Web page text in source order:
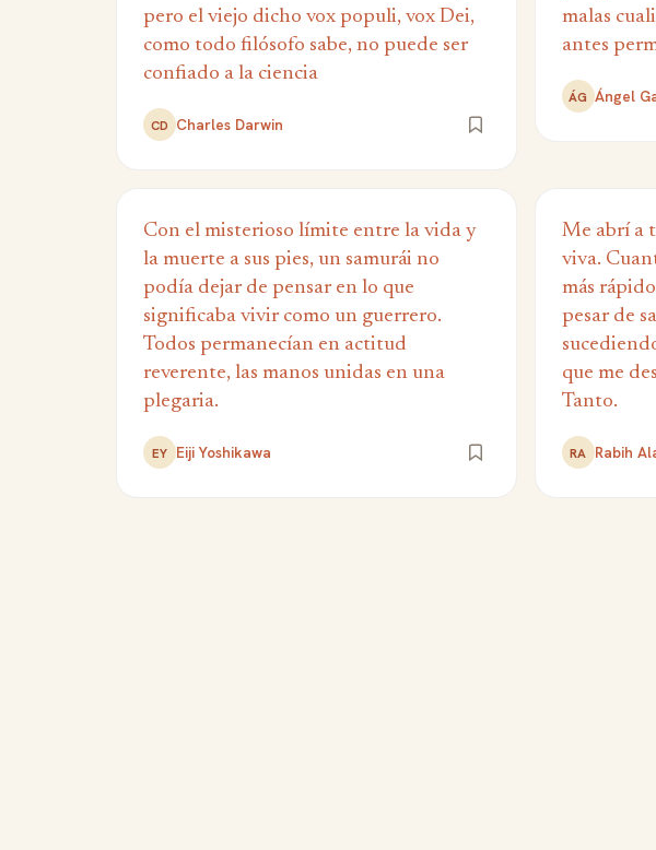
pero el viejo dicho vox populi, vox Dei,
como todo filósofo sabe, no puede ser
confiado a la ciencia
CD Charles Darwin
malas
antes
ÁG Ángel
Con el misterioso límite entre la vida y
la muerte a sus pies, un samurái no
podía dejar de pensar en lo que
significaba vivir como un guerrero.
Todos permanecían en actitud
reverente, las manos unidas en una
plegaria.
EY Eiji Yoshikawa
Me abrí a
viva.
más
pesar de
que me
Tanto.
RA Rabih